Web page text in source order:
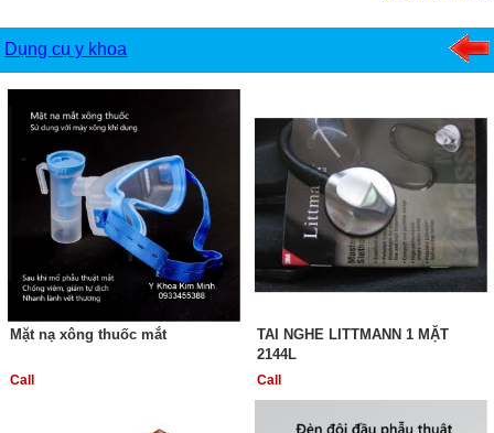
Dụng cụ y khoa
Mặt nạ xông thuốc mắt
Call
TAI NGHE LITTMANN 1 MẶT
2144L
Call